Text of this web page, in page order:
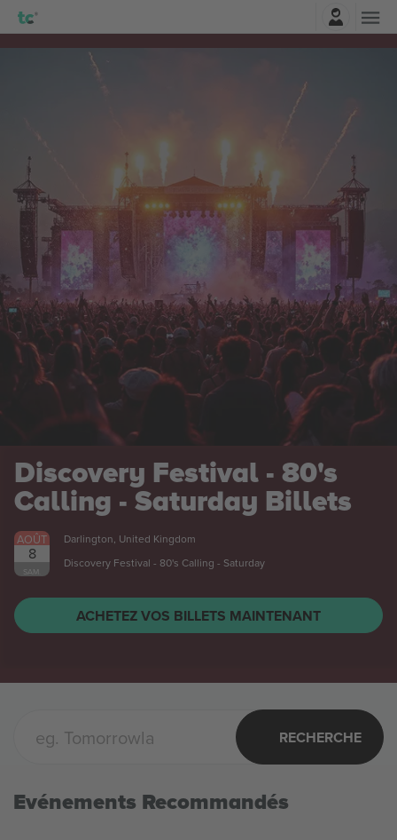
Discovery Festival - 80's
Calling - Saturday Billets
AOÛT
8
SAM.
Darlington, United Kingdom
Discovery Festival - 80's Calling - Saturday
ACHETEZ VOS BILLETS MAINTENANT
RECHERCHE
Evénements Recommandés